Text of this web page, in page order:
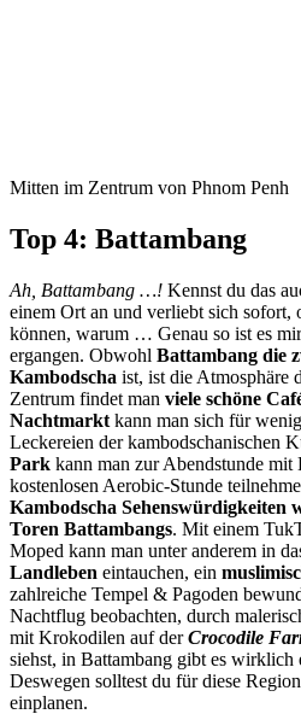
Mitten im Zentrum von Phnom Penh
Top 4: Battambang
Ah, Battambang …! Kennst du das
einem Ort an und verliebt sich sofort,
können, warum … Genau so ist es
ergangen. Obwohl Battambang die
Kambodscha ist, ist die Atmosphäre
Zentrum findet man viele schöne
Nachtmarkt kann man sich für
Leckereien der kambodschanischen
Park kann man zur Abendstunde mit
kostenlosen Aerobic-Stunde
Kambodscha Sehenswürdigkeiten
Toren Battambangs. Mit einem
Moped kann man unter anderem in
Landleben eintauchen, ein
zahlreiche Tempel & Pagoden
Nachtflug beobachten, durch
mit Krokodilen auf derCrocodile
siehst, in Battambang gibt es wirklich
Deswegen solltest du für diese
einplanen.